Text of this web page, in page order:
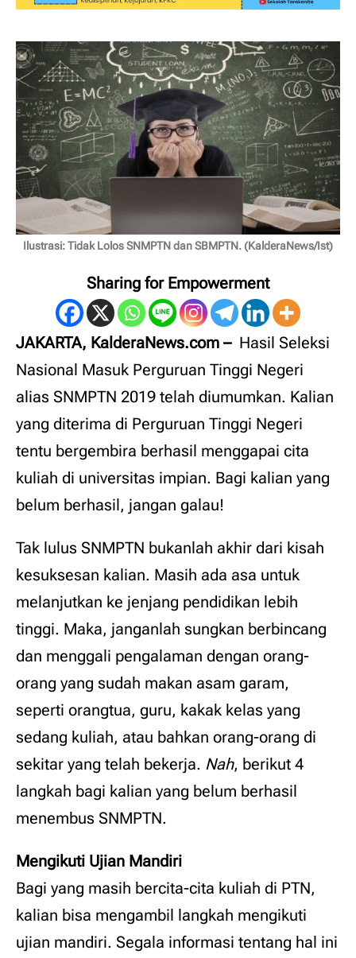
Ilustrasi: Tidak Lolos SNMPTN dan SBMPTN. (KalderaNews/Ist)
Sharing for Empowerment
JAKARTA, KalderaNews.com –Hasil Seleksi
Nasional Masuk Perguruan Tinggi Negeri
alias SNMPTN 2019 telah diumumkan. Kalian
yang diterima di Perguruan Tinggi Negeri
tentu bergembira berhasil menggapai cita
kuliah di universitas impian. Bagi kalian yang
belum berhasil, jangan galau!
Tak lulus SNMPTN bukanlah akhir dari kisah
kesuksesan kalian. Masih ada asa untuk
melanjutkan ke jenjang pendidikan lebih
tinggi. Maka, janganlah sungkan berbincang
dan menggali pengalaman dengan orang-
orang yang sudah makan asam garam,
seperti orangtua, guru, kakak kelas yang
sedang kuliah, atau bahkan orang-orang di
sekitar yang telah bekerja. Nah, berikut 4
langkah bagi kalian yang belum berhasil
menembus SNMPTN.
Mengikuti Ujian Mandiri
Bagi yang masih bercita-cita kuliah di PTN,
kalian bisa mengambil langkah mengikuti
ujian mandiri. Segala informasi tentang hal ini